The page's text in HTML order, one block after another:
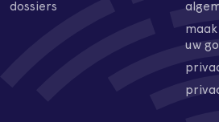
dossiers
uw